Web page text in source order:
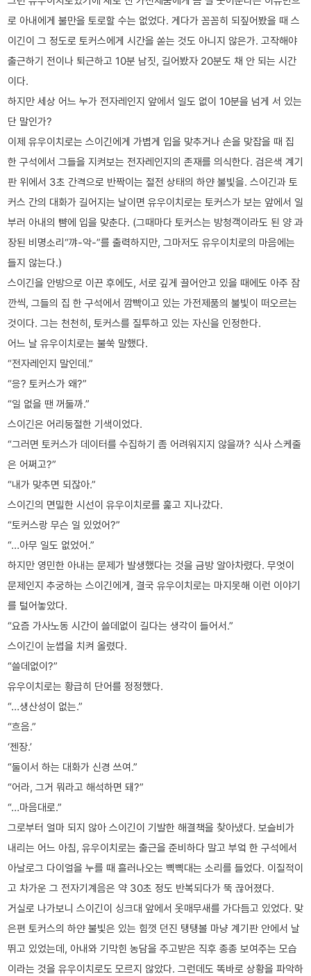
로 아내에게 불만을 토로할 수는 없었다. 게다가 꼼꼼히 되짚어봤을 때 스
이긴이 그 정도로 토커스에게 시간을 쏟는 것도 아니지 않은가. 고작해야
출근하기 전이나 퇴근하고 10분 남짓, 길어봤자 20분도 채 안 되는 시간
이다.
하지만 세상 어느 누가 전자레인지 앞에서 일도 없이 10분을 넘게 서 있는
단 말인가?
이제 유우이치로는 스이긴에게 가볍게 입을 맞추거나 손을 맞잡을 때 집
한 구석에서 그들을 지켜보는 전자레인지의 존재를 의식한다. 검은색 계기
판 위에서 3초 간격으로 반짝이는 절전 상태의 하얀 불빛을. 스이긴과 토
커스 간의 대화가 길어지는 날이면 유우이치로는 토커스가 보는 앞에서 일
부러 아내의 뺨에 입을 맞춘다. (그때마다 토커스는 방청객이라도 된 양 과
장된 비명소리“꺄-악-”를 출력하지만, 그마저도 유우이치로의 마음에는
들지 않는다.)
스이긴을 안방으로 이끈 후에도, 서로 깊게 끌어안고 있을 때에도 아주 잠
깐씩, 그들의 집 한 구석에서 깜빡이고 있는 가전제품의 불빛이 떠오르는
것이다. 그는 천천히, 토커스를 질투하고 있는 자신을 인정한다.
어느 날 유우이치로는 불쑥 말했다.
“전자레인지 말인데.”
“응? 토커스가 왜?”
“일 없을 땐 꺼둘까.”
스이긴은 어리둥절한 기색이었다.
“그러면 토커스가 데이터를 수집하기 좀 어려워지지 않을까? 식사 스케줄
은 어쩌고?”
“내가 맞추면 되잖아.”
스이긴의 면밀한 시선이 유우이치로를 훑고 지나갔다.
“토커스랑 무슨 일 있었어?”
“…아무 일도 없었어.”
하지만 영민한 아내는 문제가 발생했다는 것을 금방 알아차렸다. 무엇이
문제인지 추궁하는 스이긴에게, 결국 유우이치로는 마지못해 이런 이야기
를 털어놓았다.
“요즘 가사노동 시간이 쓸데없이 길다는 생각이 들어서.”
스이긴이 눈썹을 치켜 올렸다.
“쓸데없이?”
유우이치로는 황급히 단어를 정정했다.
“…생산성이 없는.”
“흐음.”
‘젠장.’
“둘이서 하는 대화가 신경 쓰여.”
“어라, 그거 뭐라고 해석하면 돼?”
“…마음대로.”
그로부터 얼마 되지 않아 스이긴이 기발한 해결책을 찾아냈다. 보슬비가
내리는 어느 아침, 유우이치로는 출근을 준비하다 말고 부엌 한 구석에서
아날로그 다이얼을 누를 때 흘러나오는 삑삑대는 소리를 들었다. 이질적이
고 차가운 그 전자기계음은 약 30초 정도 반복되다가 뚝 끊어졌다.
거실로 나가보니 스이긴이 싱크대 앞에서 옷매무새를 가다듬고 있었다. 맞
은편 토커스의 하얀 불빛은 있는 힘껏 던진 탱탱볼 마냥 계기판 안에서 날
뛰고 있었는데, 아내와 기막힌 농담을 주고받은 직후 종종 보여주는 모습
이라는 것을 유우이치로도 모르지 않았다. 그런데도 똑바로 상황을 파악하